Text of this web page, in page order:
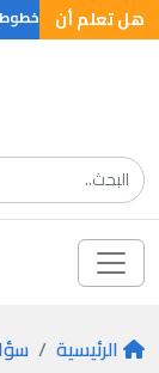
هل تعلم أن
اصابعه تحمل خطوطا
الرئيسية